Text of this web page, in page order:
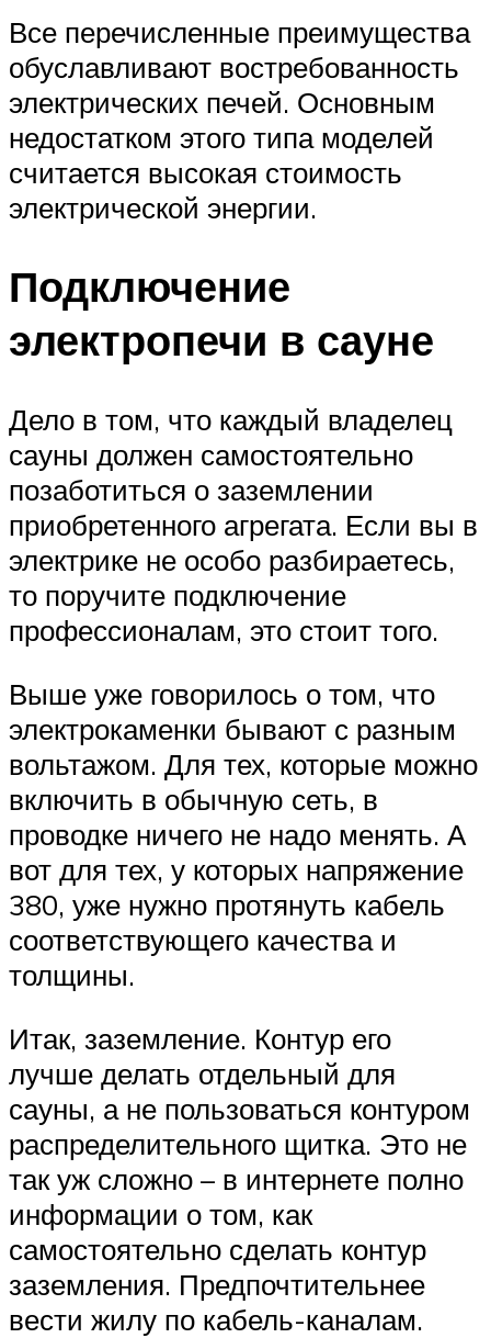
Все перечисленные преимущества
обуславливают востребованность
электрических печей. Основным
недостатком этого типа моделей
считается высокая стоимость
электрической энергии.
Подключение
электропечи в сауне
Дело в том, что каждый владелец
сауны должен самостоятельно
позаботиться о заземлении
приобретенного агрегата. Если вы в
электрике не особо разбираетесь,
то поручите подключение
профессионалам, это стоит того.
Выше уже говорилось о том, что
электрокаменки бывают с разным
вольтажом. Для тех, которые можно
включить в обычную сеть, в
проводке ничего не надо менять. А
вот для тех, у которых напряжение
380, уже нужно протянуть кабель
соответствующего качества и
толщины.
Итак, заземление. Контур его
лучше делать отдельный для
сауны, а не пользоваться контуром
распределительного щитка. Это не
так уж сложно – в интернете полно
информации о том, как
самостоятельно сделать контур
заземления. Предпочтительнее
вести жилу по кабель-каналам.